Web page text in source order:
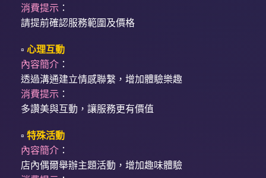
消費提示 ：
請提前確認服務範圍及價格
▫️心理互動
內容簡介 ：
透過溝通建立情感聯繫，增加體驗樂趣
消費提示 ：
多讚美與互動，讓服務更有價值
▫️特殊活動
內容簡介 ：
店內偶爾舉辦主題活動，增加趣味體驗